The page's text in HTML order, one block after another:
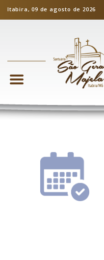
Itabira, 09 de agosto de 2026